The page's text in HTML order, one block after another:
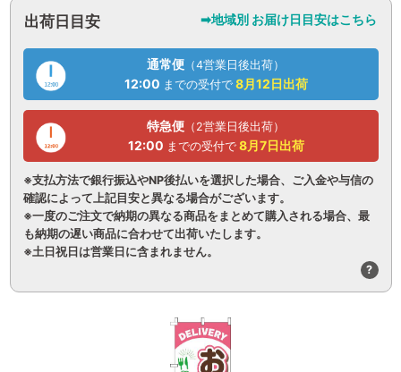
出荷日目安 ➡地域別 お届け日目安はこちら
通常便 （4営業日後出荷）
12:00 までの受付で 8月12日出荷
特急便 （2営業日後出荷）
12:00 までの受付で 8月7日出荷
※支払方法で銀行振込やNP後払いを選択した場合、ご入金や与信の
確認によって上記目安と異なる場合がございます。
※一度のご注文で納期の異なる商品をまとめて購入される場合、最
も納期の遅い商品に合わせて出荷いたします。
※土日祝日は営業日に含まれません。
?